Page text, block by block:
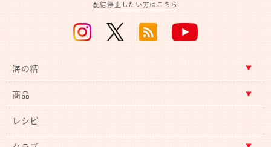
配信停止したい方はこちら
海の精
商品
レシピ